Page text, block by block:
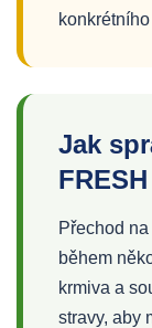
Jak
FRESH
Přechod
během
krmiva a
stravy, aby